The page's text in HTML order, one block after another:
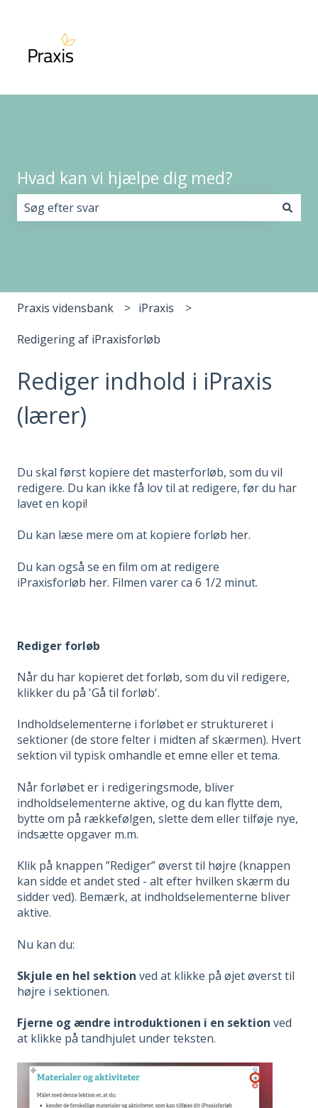
Hvad kan vi hjælpe dig med?
Praxis vidensbank iPraxis
Redigering af iPraxisforløb
Rediger indhold i iPraxis
(lærer)
Du skal først kopiere det masterforløb, som du vil
redigere. Du kan ikke få lov til at redigere, før du har
lavet en kopi!
Du kan læse mere om at kopiere forløb her.
Du kan også se en film om at redigere
iPraxisforløb her. Filmen varer ca 6 1/2 minut.
Rediger forløb
Når du har kopieret det forløb, som du vil redigere,
klikker du på 'Gå til forløb'.
Indholdselementerne i forløbet er struktureret i
sektioner (de store felter i midten af skærmen). Hvert
sektion vil typisk omhandle et emne eller et tema.
Når forløbet er i redigeringsmode, bliver
indholdselementerne aktive, og du kan flytte dem,
bytte om på rækkefølgen, slette dem eller tilføje nye,
indsætte opgaver m.m.
Klik på knappen ”Rediger” øverst til højre (knappen
kan sidde et andet sted - alt efter hvilken skærm du
sidder ved). Bemærk, at indholdselementerne bliver
aktive.
Nu kan du:
Skjule en hel sektion ved at klikke på øjet øverst til
højre i sektionen.
Fjerne og ændre introduktionen i en sektion ved
at klikke på tandhjulet under teksten.